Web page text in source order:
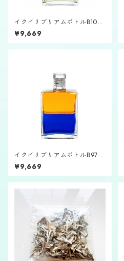
イクイリブリアムボトルB108
「大天使ジェレミエル」
¥9,669
イクイリブリアムボトルB97
「大天使ウリエル」
¥9,669